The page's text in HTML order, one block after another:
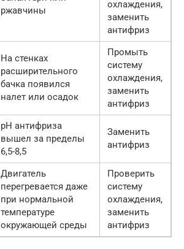
ржавчины
охлаждения,
заменить
антифриз
На стенках
расширительного
бачка появился
налет или осадок
Промыть
систему
охлаждения,
заменить
антифриз
pH антифриза
вышел за пределы
6,5-8,5
Заменить
антифриз
Двигатель
перегревается даже
при нормальной
температуре
окружающей среды
Проверить
систему
охлаждения,
заменить
антифриз